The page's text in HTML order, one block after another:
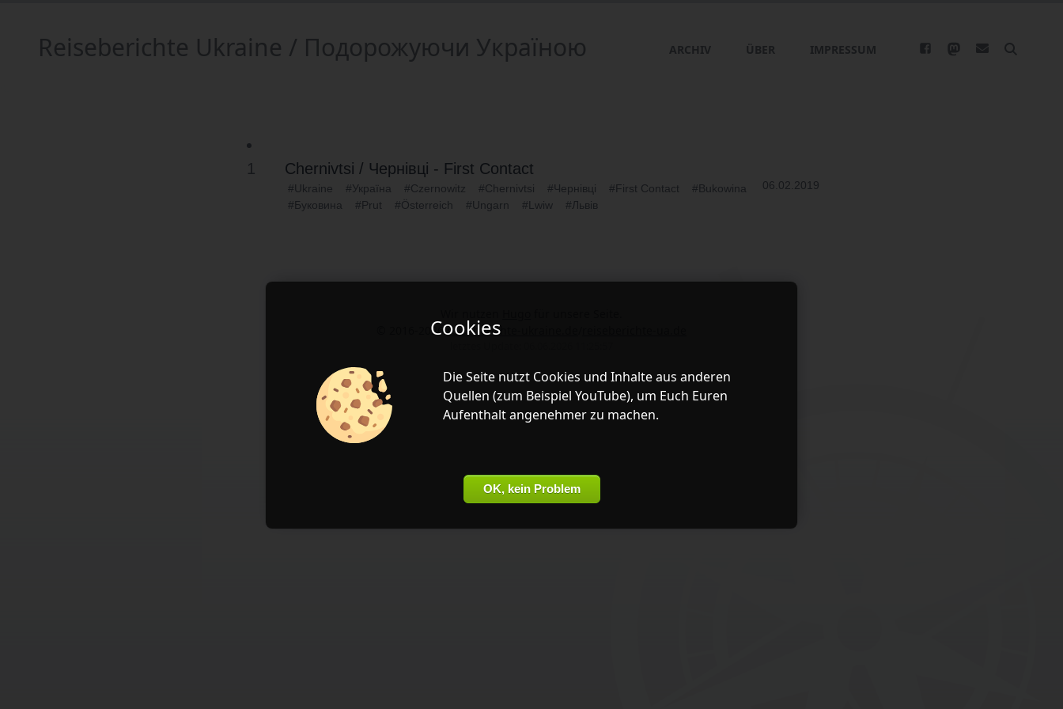
Reiseberichte Ukraine / Подорожуючи Україною ARCHIV ÜBER IMPRESSUM
1 Chernivtsi / Чернівці - First Contact
#Ukraine #Україна #Czernowitz #Chernivtsi #Чернівці #First Contact
#Bukowina
#Буковина
#Prut #Österreich #Ungarn #Lwiw #Львів
06.02.2019
© 2016-2026reiseberichte-ukraine.de
Cookies
Die Seite nutzt Cookies und Inhalte aus anderen
Quellen (zum Beispiel YouTube), um Euch Euren
Aufenthalt angenehmer zu machen.
OK, kein Problem